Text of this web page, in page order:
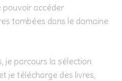
pouvoir accéder
tombées dans le domaine
je parcours la sélection
je télécharge des livres,